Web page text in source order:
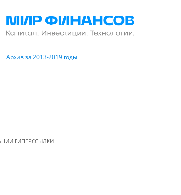
Архив за 2013-2019 годы
ГИПЕРССЫЛКИ